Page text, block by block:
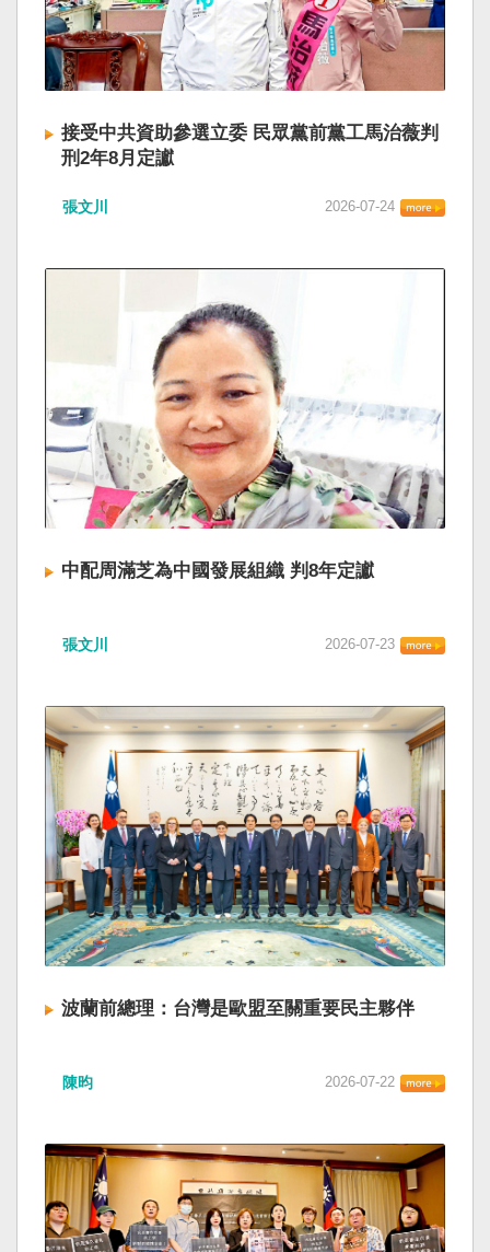
接受中共資助參選立委 民眾黨前黨工馬治薇判
刑2年8月定讞
張文川 2026-07-24
中配周滿芝為中國發展組織 判8年定讞
張文川 2026-07-23
波蘭前總理：台灣是歐盟至關重要民主夥伴
陳昀 2026-07-22